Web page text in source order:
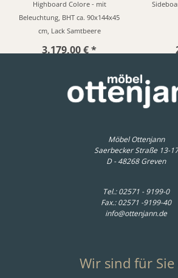
Highboard Colore - mit
Beleuchtung, BHT ca. 90x144x45
cm, Lack Samtbeere
3.179,00 € *
Möbel Ottenjann
Saerbecker Straße 13-17
D - 48268 Greven
Tel.:02571 - 9199-0
Fax.: 02571 -9199-40
info@ottenjann.de
Wir sind für Sie